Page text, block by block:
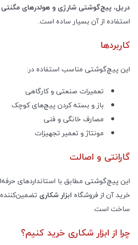
دریل، پیچ‌گوشتی شارژی و هولدرهای مگنتی
استفاده از آن بسیار ساده است.
کاربردها
این پیچ‌گوشتی مناسب استفاده در:
تعمیرات صنعتی و کارگاهی
باز و بسته کردن پیچ‌های کوچک
مصارف خانگی و فنی
مونتاژ و تعمیر تجهیزات
گارانتی و اصالت
این پیچ‌گوشتی مطابق با استانداردهای
خرید آن از فروشگاه ابزار شکاری
ساخت است.
چرا از ابزار شکاری خرید کنیم؟